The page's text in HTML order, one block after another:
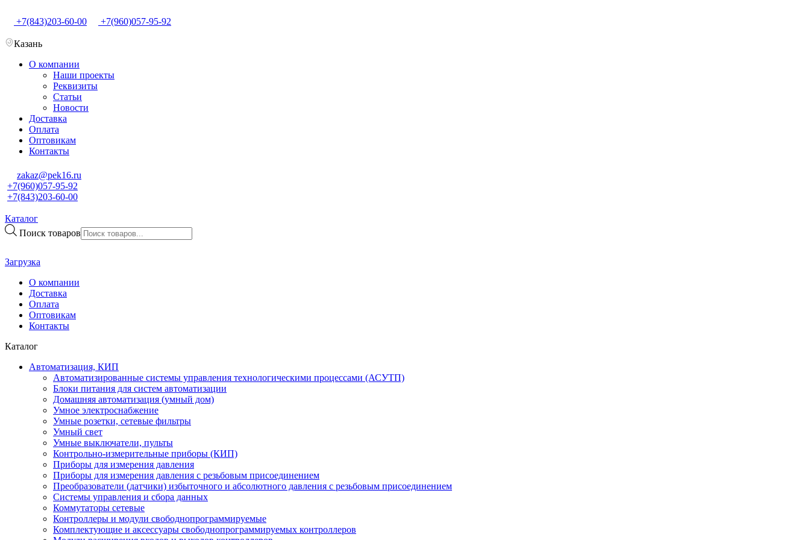
+7(843)203-60-00 +7(960)057-95-92
Казань
О компании
Наши проекты
Реквизиты
Статьи
Новости
Доставка
Оплата
Оптовикам
Контакты
zakaz@pek16.ru
+7(960)057-95-92
+7(843)203-60-00
Каталог
Поиск товаров
Загрузка
О компании
Доставка
Оплата
Оптовикам
Контакты
Каталог
Автоматизация, КИП
Автоматизированные системы управления технологическими процессами (АСУТП)
Блоки питания для систем автоматизации
Домашняя автоматизация (умный дом)
Умное электроснабжение
Умные розетки, сетевые фильтры
Умный свет
Умные выключатели, пульты
Контрольно-измерительные приборы (КИП)
Приборы для измерения давления
Приборы для измерения давления с резьбовым присоединением
Преобразователи (датчики) избыточного и абсолютного давления с резьбовым присоединением
Системы управления и сбора данных
Коммутаторы сетевые
Контроллеры и модули свободнопрограммируемые
Комплектующие и аксессуары свободнопрограммируемых контроллеров